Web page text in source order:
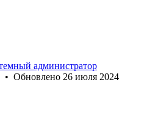
администратор
• Обновлено 26 июля 2024